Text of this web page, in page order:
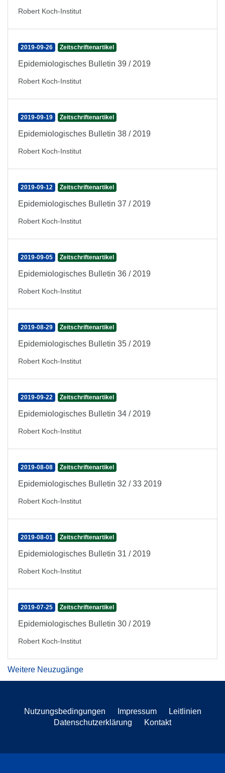
Robert Koch-Institut
2019-09-26 Zeitschriftenartikel
Epidemiologisches Bulletin 39 / 2019
Robert Koch-Institut
2019-09-19 Zeitschriftenartikel
Epidemiologisches Bulletin 38 / 2019
Robert Koch-Institut
2019-09-12 Zeitschriftenartikel
Epidemiologisches Bulletin 37 / 2019
Robert Koch-Institut
2019-09-05 Zeitschriftenartikel
Epidemiologisches Bulletin 36 / 2019
Robert Koch-Institut
2019-08-29 Zeitschriftenartikel
Epidemiologisches Bulletin 35 / 2019
Robert Koch-Institut
2019-09-22 Zeitschriftenartikel
Epidemiologisches Bulletin 34 / 2019
Robert Koch-Institut
2019-08-08 Zeitschriftenartikel
Epidemiologisches Bulletin 32 / 33 2019
Robert Koch-Institut
2019-08-01 Zeitschriftenartikel
Epidemiologisches Bulletin 31 / 2019
Robert Koch-Institut
2019-07-25 Zeitschriftenartikel
Epidemiologisches Bulletin 30 / 2019
Robert Koch-Institut
Weitere Neuzugänge
Nutzungsbedingungen Impressum
Leitlinien
Datenschutzerklärung
Kontakt